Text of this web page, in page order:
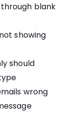
blank
showing
should
wrong